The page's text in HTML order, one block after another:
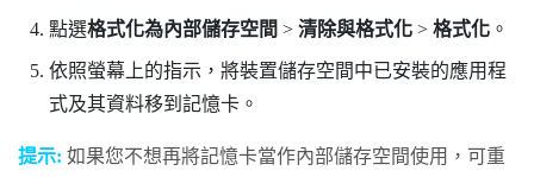
點選格式化為內部儲存空間 > 清除與格式化> 格式化。
依照螢幕上的指示，將裝置儲存空間中已安裝的應用程
式及其資料移到記憶卡。
提示: 如果您不想再將記憶卡當作內部儲存空間使用，可重